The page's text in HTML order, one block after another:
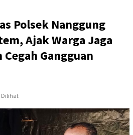
Polsek Nanggung
Ajak Warga Jaga
Gangguan
Dilihat